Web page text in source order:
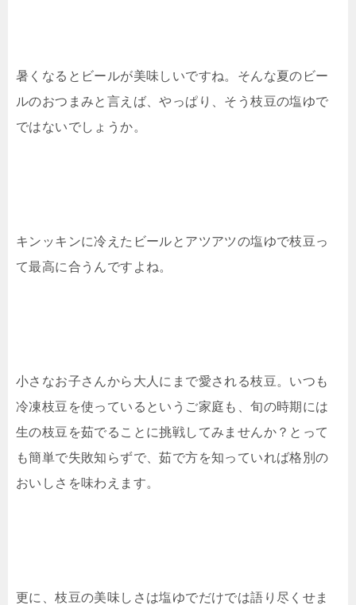
暑くなるとビールが美味しいですね。そんな夏のビー
ルのおつまみと言えば、やっぱり、そう枝豆の塩ゆで
ではないでしょうか。
キンッキンに冷えたビールとアツアツの塩ゆで枝豆っ
て最高に合うんですよね。
小さなお子さんから大人にまで愛される枝豆。いつも
冷凍枝豆を使っているというご家庭も、旬の時期には
生の枝豆を茹でることに挑戦してみませんか？とって
も簡単で失敗知らずで、茹で方を知っていれば格別の
おいしさを味わえます。
更に、枝豆の美味しさは塩ゆでだけでは語り尽くせま